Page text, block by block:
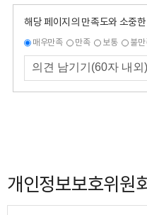
해당 페이지의 만족도와 소중
매우만족 만족 보통 불
개인정보보호위원